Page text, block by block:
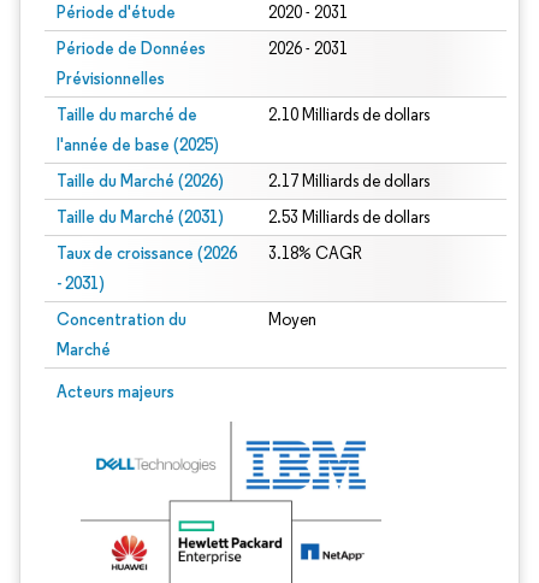
Période d'étude 2020 - 2031
Période de Données
Prévisionnelles
2026 - 2031
Taille du marché de
l'année de base (2025)
2.10 Milliards de dollars
Taille du Marché (2026) 2.17 Milliards de dollars
Taille du Marché (2031) 2.53 Milliards de dollars
Taux de croissance (2026
- 2031)
3.18% CAGR
Concentration du
Marché
Moyen
Acteurs majeurs
Image © Mordor Intelligence. La réutilisation nécessite une attribution sous CC